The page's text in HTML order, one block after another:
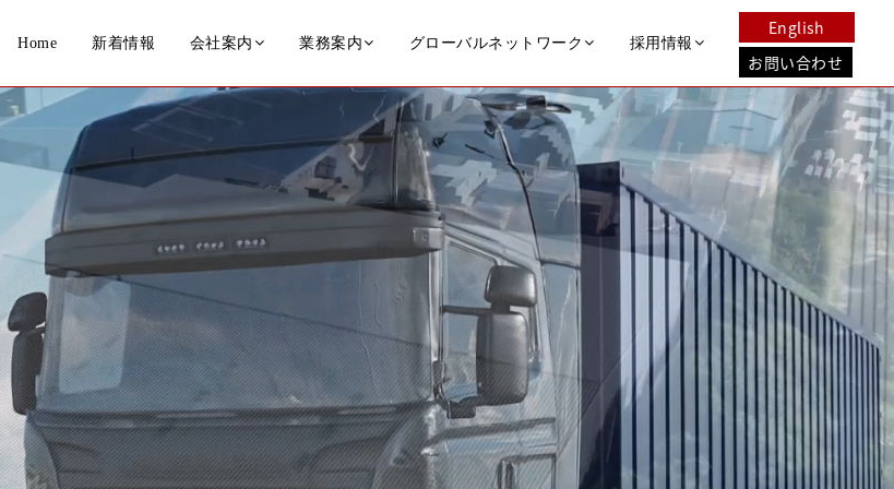
Home 新着情報 会社案内 業務案内 グローバルネットワーク 採用情報
English
お問い合わせ